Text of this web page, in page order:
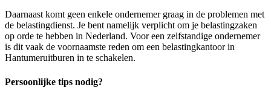
Daarnaast komt geen enkele ondernemer graag in de problemen met
de belastingdienst. Je bent namelijk verplicht om je belastingzaken
op orde te hebben in Nederland. Voor een zelfstandige ondernemer
is dit vaak de voornaamste reden om een belastingkantoor in
Hantumeruitburen in te schakelen.
Persoonlijke tips nodig?